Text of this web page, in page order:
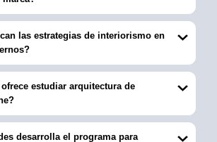
las estrategias de interiorismo en
estudiar arquitectura de
desarrolla el programa para